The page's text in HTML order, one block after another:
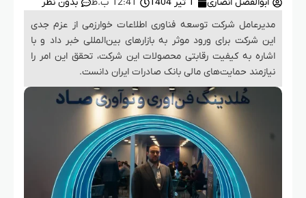
مدیرعامل شرکت توسعه فناوری اطلاعات خوارزمی از عزم جدی
این شرکت برای ورود موثر به بازارهای بین‌المللی خبر داد و با
اشاره به کیفیت رقابتی محصولات این شرکت، تحقق این امر را
نیازمند حمایت‌های مالی بانک صادرات ایران دانست.